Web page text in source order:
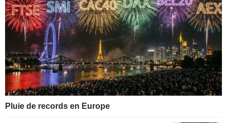
Pluie de records en Europe